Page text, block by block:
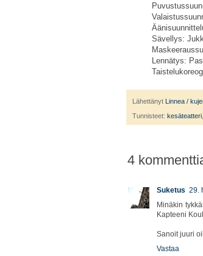
Sävellys:
Lennätys:
Lähettänyt Linnea /
Tunnisteet: kesäteatteri
4
Suketus 29.
Minäkin
Kapteeni
Sanoit juuri
Vastaa